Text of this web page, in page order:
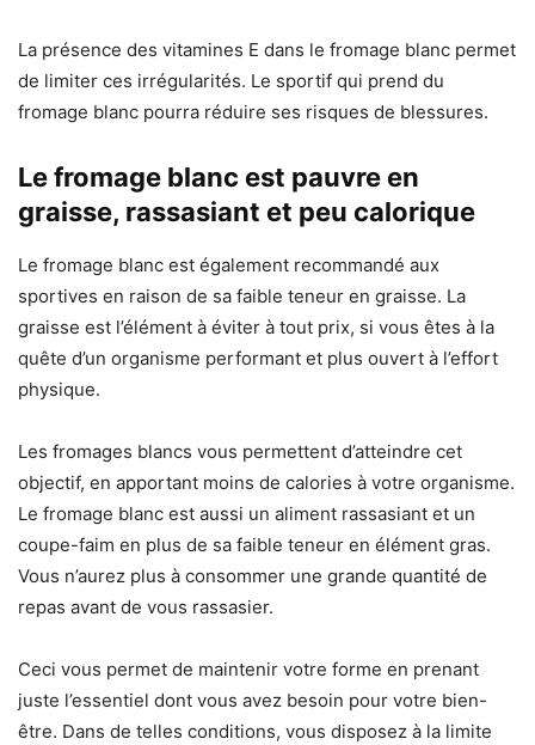
La présence des vitamines E dans le fromage blanc permet
de limiter ces irrégularités. Le sportif qui prend du
fromage blanc pourra réduire ses risques de blessures.
Le fromage blanc est pauvre en
graisse, rassasiant et peu calorique
Le fromage blanc est également recommandé aux
sportives en raison de sa faible teneur en graisse. La
graisse est l’élément à éviter à tout prix, si vous êtes à la
quête d’un organisme performant et plus ouvert à l’effort
physique.
Les fromages blancs vous permettent d’atteindre cet
objectif, en apportant moins de calories à votre organisme.
Le fromage blanc est aussi un aliment rassasiant et un
coupe-faim en plus de sa faible teneur en élément gras.
Vous n’aurez plus à consommer une grande quantité de
repas avant de vous rassasier.
Ceci vous permet de maintenir votre forme en prenant
juste l’essentiel dont vous avez besoin pour votre bien-
être. Dans de telles conditions, vous disposez à la limite